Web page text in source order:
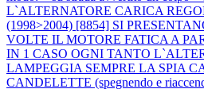
L`ALTERNATORE CARICA
(1998>2004) [8854] SI
VOLTE IL MOTORE FATICA A
IN 1 CASO OGNI TANTO
LAMPEGGIA SEMPRE LA SPIA
CANDELETTE (spegnendo e